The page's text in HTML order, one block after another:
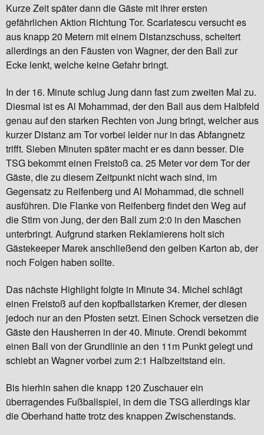
Kurze Zeit später dann die Gäste mit ihrer ersten
gefährlichen Aktion Richtung Tor. Scarlatescu versucht es
aus knapp 20 Metern mit einem Distanzschuss, scheitert
allerdings an den Fäusten von Wagner, der den Ball zur
Ecke lenkt, welche keine Gefahr bringt.
In der 16. Minute schlug Jung dann fast zum zweiten Mal zu.
Diesmal ist es Al Mohammad, der den Ball aus dem Halbfeld
genau auf den starken Rechten von Jung bringt, welcher aus
kurzer Distanz am Tor vorbei leider nur in das Abfangnetz
trifft. Sieben Minuten später macht er es dann besser. Die
TSG bekommt einen Freistoß ca. 25 Meter vor dem Tor der
Gäste, die zu diesem Zeitpunkt nicht wach sind, im
Gegensatz zu Reifenberg und Al Mohammad, die schnell
ausführen. Die Flanke von Reifenberg findet den Weg auf
die Stirn von Jung, der den Ball zum 2:0 in den Maschen
unterbringt. Aufgrund starken Reklamierens holt sich
Gästekeeper Marek anschließend den gelben Karton ab, der
noch Folgen haben sollte.
Das nächste Highlight folgte in Minute 34. Michel schlägt
einen Freistoß auf den kopfballstarken Kremer, der diesen
jedoch nur an den Pfosten setzt. Einen Schock versetzen die
Gäste den Hausherren in der 40. Minute. Orendi bekommt
einen Ball von der Grundlinie an den 11m Punkt gelegt und
schiebt an Wagner vorbei zum 2:1 Halbzeitstand ein.
Bis hierhin sahen die knapp 120 Zuschauer ein
überragendes Fußballspiel, in dem die TSG allerdings klar
die Oberhand hatte trotz des knappen Zwischenstands.